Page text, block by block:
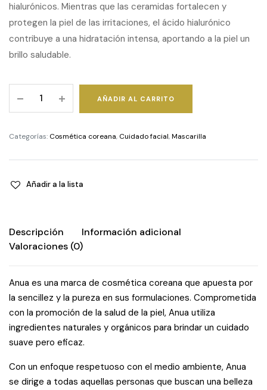
hialurónicos. Mientras que las ceramidas fortalecen y
protegen la piel de las irritaciones, el ácido hialurónico
contribuye a una hidratación intensa, aportando a la piel un
brillo saludable.
77%
Sheet
quantity
AÑADIR AL CARRITO
Categorías: Cosmética coreana, Cuidado facial,Mascarilla
Añadir a la lista
Descripción
Información adicional
Valoraciones (0)
Anua es una marca de cosmética coreana que apuesta por
la sencillez y la pureza en sus formulaciones. Comprometida
con la promoción de la salud de la piel, Anua utiliza
ingredientes naturales y orgánicos para brindar un cuidado
suave pero eficaz.
Con un enfoque respetuoso con el medio ambiente, Anua
se dirige a todas aquellas personas que buscan una belleza